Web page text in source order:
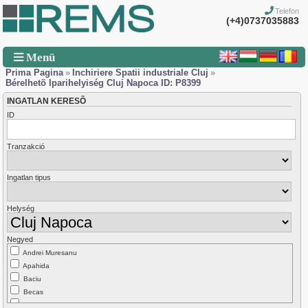
Telefon
(+4)0737035883
Menü
Prima Pagina » Inchiriere Spatii industriale Cluj »
Bérelhetõ Iparihelyiség Cluj Napoca ID: P8399
INGATLAN KERESÕ
ID
Tranzakció
Ingatlan tipus
Helység
Negyed
Andrei Muresanu
Apahida
Baciu
Becas
Borhanci